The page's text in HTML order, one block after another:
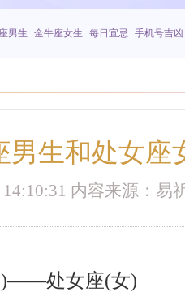
男生 金牛座女生 每日宜忌 手机号吉凶
男生和处女座
14:10:31 内容来源：易
处女座(女)